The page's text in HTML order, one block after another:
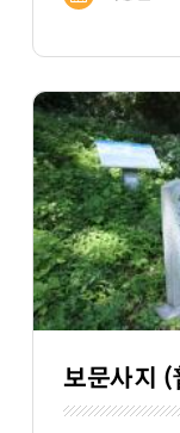
보문사지 (